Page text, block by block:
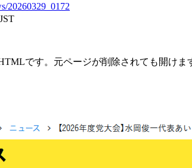
20260329_0172
JST
です。元ページが削除されても開けま